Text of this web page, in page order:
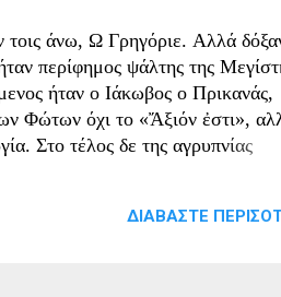
τοις άνω, Ω Γρηγόριε. Aλλά
περίφημος ψάλτης της
ήταν ο Ιάκωβος ο Πρικανάς,
Φώτων όχι το «Ἄξιόν ἐστι»,
Στο τέλος δε της αγρυπνίας
είπε αυτό, του έδωσε στο
ΔΙΑΒΆΣΤΕ